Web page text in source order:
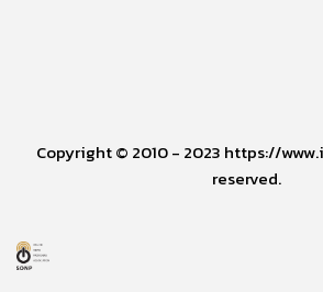
Copyright © 2010 - 2023 https://
reserved.